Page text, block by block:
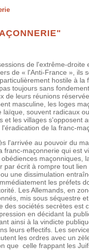
de l'extrême-droite
de « l'Anti-France », ils
hostile à
toujours sans
de leurs réunions
masculine, les loges
souvent radicaux
et les villages s'opposent
de la franc-
l'arrivée au pouvoir du
maçonnerie qui est
maçonniques,
écrit à rompre tout
une dissimulation
les préfets
Les Allemands, en
mis sous séquestre
sociétés secrètes est
en décidant la
ainsi à la vindicte
leurs effectifs. Les
les ordres avec un
que celle frappant les